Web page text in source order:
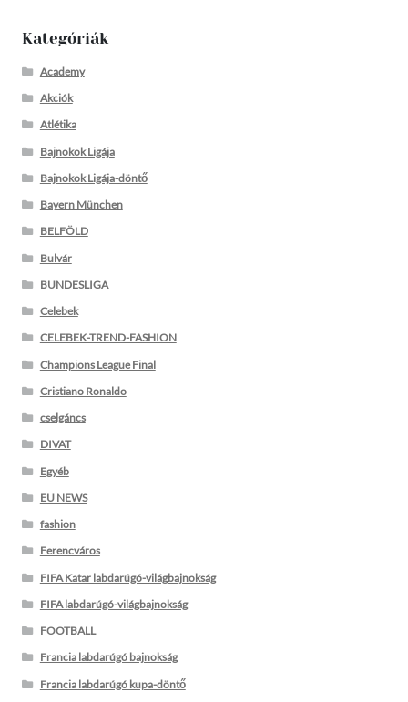
Kategóriák
Academy
Akciók
Atlétika
Bajnokok Ligája
Bajnokok Ligája-döntő
Bayern München
BELFÖLD
Bulvár
BUNDESLIGA
Celebek
CELEBEK-TREND-FASHION
Champions League Final
Cristiano Ronaldo
cselgáncs
DIVAT
Egyéb
EU NEWS
fashion
Ferencváros
FIFA Katar labdarúgó-világbajnokság
FIFA labdarúgó-világbajnokság
FOOTBALL
Francia labdarúgó bajnokság
Francia labdarúgó kupa-döntő